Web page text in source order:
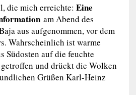
die mich erreichte: Eine
am Abend des
aus aufgenommen, vor dem
Wahrscheinlich ist warme
Südosten auf die feuchte
und drückt die Wolken
Grüßen Karl-Heinz